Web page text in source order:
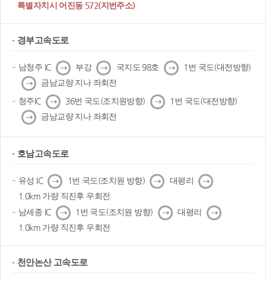
특별자치시 어진동 572(지번주소)
경부고속도로
남청주 IC 다
음
부강 다
음
국지도 98호 다
음
1번 국도(대전방향)
다
음
금남교량 지나 좌회전
청주IC 다
음
36번 국도(조치원방향) 다
음
1번 국도(대전방향)
다
음
금남교량 지나 좌회전
호남고속도로
유성 IC 다
음
1번 국도(조치원 방향) 다
음
대평리 다
음
1.0km 가량 직진후 우회전
남세종 IC 다
음
1번 국도(조치원 방향) 다
음
대평리
다
음
1.0km 가량 직진후 우회전
천안논산 고속도로